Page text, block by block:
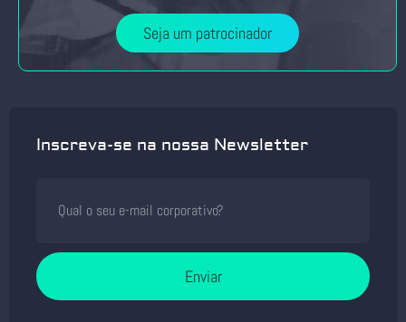
Seja um patrocinador
Inscreva-se na nossa Newsletter
Enviar